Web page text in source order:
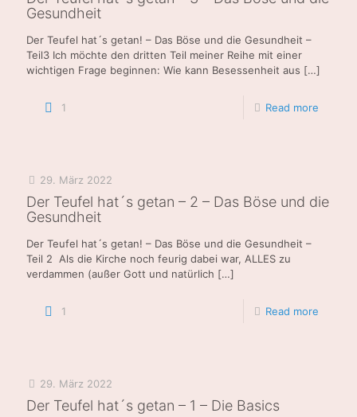
Gesundheit
Der Teufel hat´s getan! – Das Böse und die Gesundheit –
Teil3 Ich möchte den dritten Teil meiner Reihe mit einer
wichtigen Frage beginnen: Wie kann Besessenheit aus […]
1 Read more
29. März 2022
Der Teufel hat´s getan – 2 – Das Böse und die
Gesundheit
Der Teufel hat´s getan! – Das Böse und die Gesundheit –
Teil 2 Als die Kirche noch feurig dabei war, ALLES zu
verdammen (außer Gott und natürlich […]
1 Read more
29. März 2022
Der Teufel hat´s getan – 1 – Die Basics